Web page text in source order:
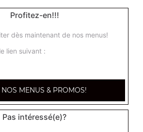
Profitez-en!!!
dès maintenant de nos menus!
lien suivant :
MENUS & PROMOS!
Pas intéressé(e)?